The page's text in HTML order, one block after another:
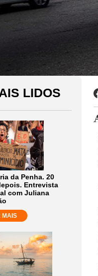
LIDOS
da Penha. 20
Entrevista
com Juliana
MAIS